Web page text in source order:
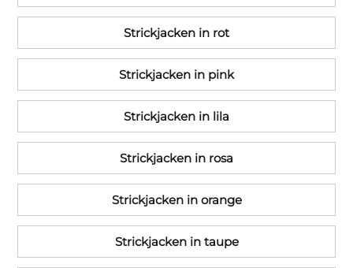
Strickjacken in rot
Strickjacken in pink
Strickjacken in lila
Strickjacken in rosa
Strickjacken in orange
Strickjacken in taupe